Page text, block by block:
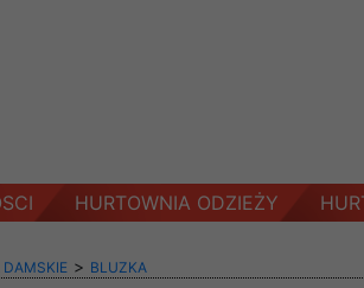
HURTOWNIA ODZIEŻY
> BLUZKA